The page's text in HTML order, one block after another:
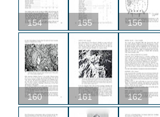
154 155 156
160 161 162